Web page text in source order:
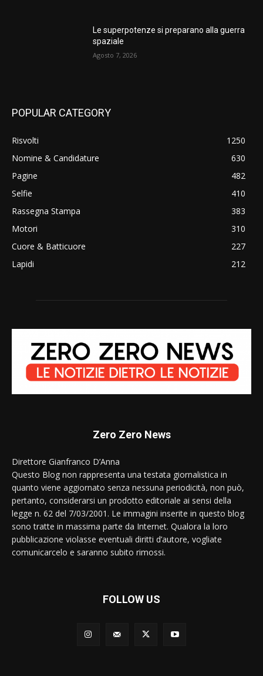
Le superpotenze si preparano alla guerra
spaziale
Agosto 7, 2026
POPULAR CATEGORY
Risvolti
1250
Nomine & Candidature
630
Pagine
482
Selfie
410
Rassegna Stampa
383
Motori
310
Cuore & Batticuore
227
Lapidi
212
Zero Zero News
Direttore Gianfranco D’Anna
Questo Blog non rappresenta una testata giornalistica in
quanto viene aggiornato senza nessuna periodicità, non può,
pertanto, considerarsi un prodotto editoriale ai sensi della
legge n. 62 del 7/03/2001. Le immagini inserite in questo blog
sono tratte in massima parte da Internet. Qualora la loro
pubblicazione violasse eventuali diritti d’autore, vogliate
comunicarcelo e saranno subito rimossi.
FOLLOW US